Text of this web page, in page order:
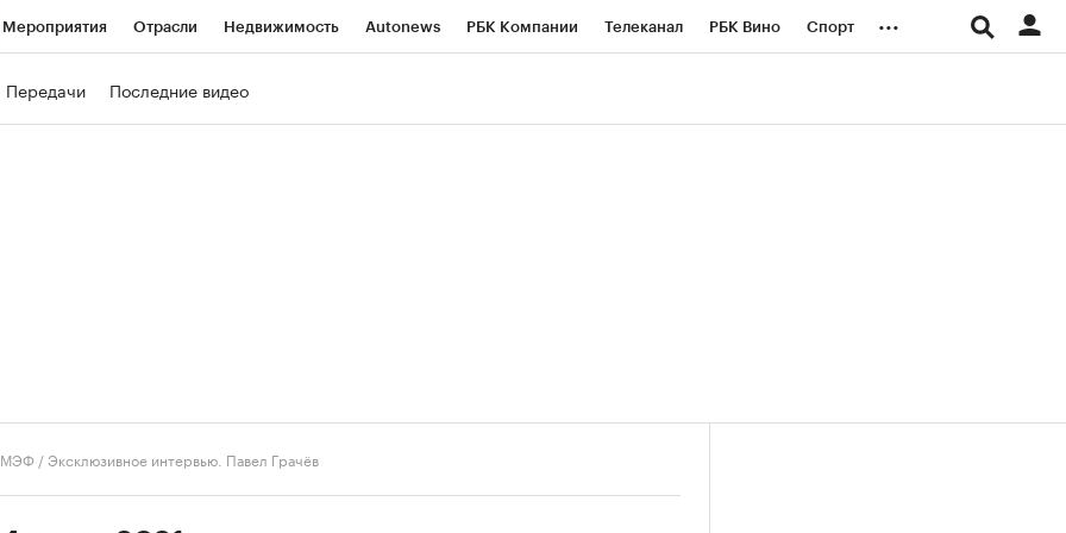
Мероприятия Отрасли Недвижимость Autonews РБК Компании Телеканал РБК Вино Спорт ...
Передачи Последние видео
/Эксклюзивное интервью. Павел Грачёв